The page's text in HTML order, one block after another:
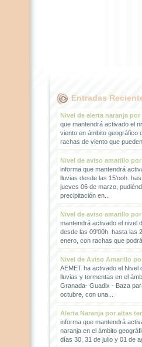
Entradas
Nivel de alerta naranja
que mantendrá activado el
viento en ámbito geográfico
rachas de viento que
Nivel de aviso amarillo
informa que mantendrá
lluvias desde las 15'ooh.
jueves 06 de marzo,
precipitación en...
Nivel de aviso amarillo
mantendrá activado el nivel
desde las 09'00h. hasta las
enero, con rachas que
Nivel de Aviso Amarillo
AEMET ha activado el Nivel
lluvias y tormentas en el
Granada- Guadix - Baza
octubre, con una...
Alerta Naranja por altas
informa que mantendrá
naranja en el ámbito
días 30, 31 de julio y 01 de